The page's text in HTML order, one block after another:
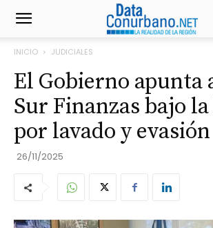
INICIO JUDICIALES
El Gobierno apunta
Sur Finanzas bajo
por lavado y evasión
26/11/2025